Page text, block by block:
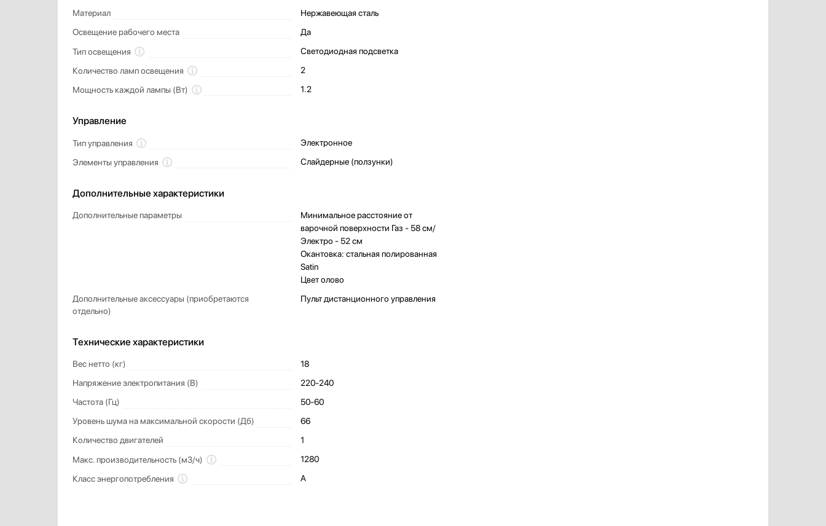
Материал
Нержавеющая сталь
Освещение рабочего места
Да
Тип освещения
Светодиодная подсветка
Количество ламп освещения
2
Мощность каждой лампы (Вт)
1.2
Управление
Тип управления
Электронное
Элементы управления
Слайдерные (ползунки)
Дополнительные характеристики
Дополнительные параметры
Минимальное расстояние от
варочной поверхности Газ - 58 см/
Электро - 52 см
Окантовка: стальная полированная
Satin
Цвет олово
Дополнительные аксессуары (приобретаются
отдельно)
Пульт дистанционного управления
Технические характеристики
Вес нетто (кг)
18
Напряжение электропитания (В)
220-240
Частота (Гц)
50-60
Уровень шума на максимальной скорости (Дб)
66
Количество двигателей
1
Макс. производительность (м3/ч)
1280
Класс энергопотребления
A